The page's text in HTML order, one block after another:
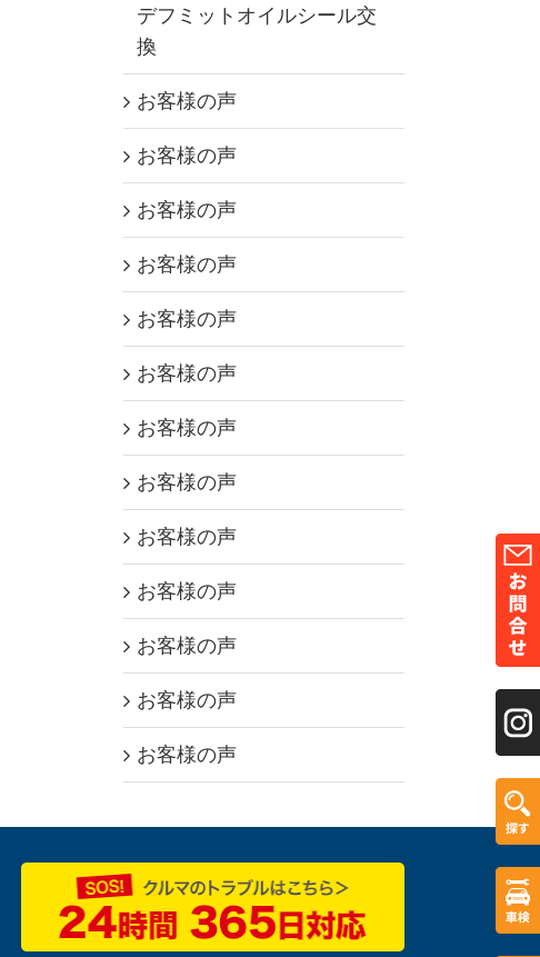
デフミットオイルシール交
換
お客様の声
お客様の声
お客様の声
お客様の声
お客様の声
お客様の声
お客様の声
お客様の声
お客様の声
お客様の声
お客様の声
お客様の声
お客様の声